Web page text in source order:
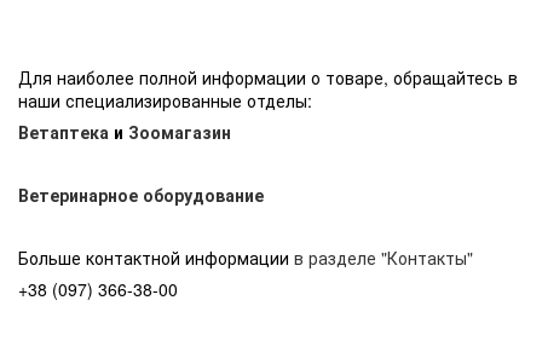
Для наиболее полной информации о товаре, обращайтесь в
наши специализированные отделы:
Ветаптека и Зоомагазин
Ветеринарное оборудование
Больше контактной информации в разделе "Контакты"
+38 (097) 366-38-00